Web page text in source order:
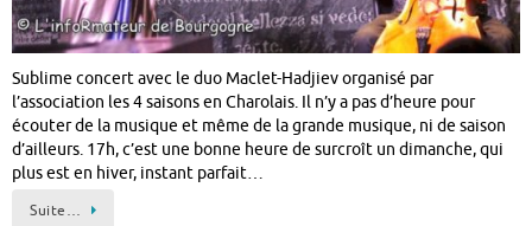
Sublime concert avec le duo Maclet-Hadjiev organisé par
l’association les 4 saisons en Charolais. Il n’y a pas d’heure pour
écouter de la musique et même de la grande musique, ni de saison
d’ailleurs. 17h, c’est une bonne heure de surcroît un dimanche, qui
plus est en hiver, instant parfait…
Suite…